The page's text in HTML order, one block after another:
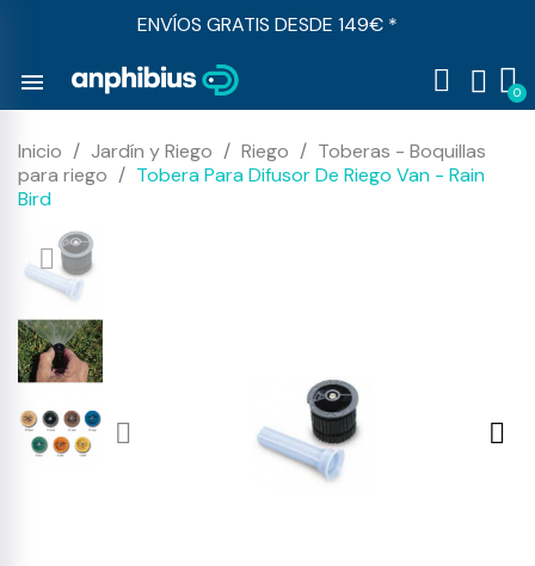
ENVÍOS GRATIS DESDE 149€ *
menu
Inicio Jardín y Riego Riego
Toberas - Boquillas
para riego
Tobera Para Difusor De Riego Van - Rain
Bird